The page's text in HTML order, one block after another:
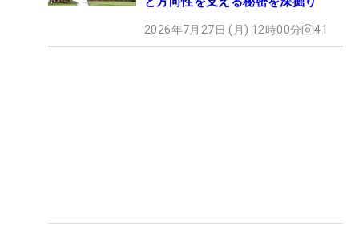
2026年7月27日 (月) 12時00分 41